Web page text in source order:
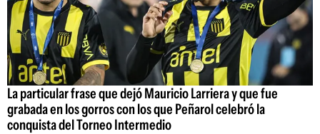
La particular frase que dejó Mauricio Larriera y que fue
grabada en los gorros con los que Peñarol celebró la
conquista del Torneo Intermedio